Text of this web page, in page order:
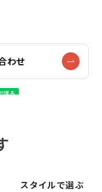
わせ
スタイルで選ぶ